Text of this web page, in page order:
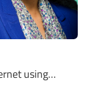
using…